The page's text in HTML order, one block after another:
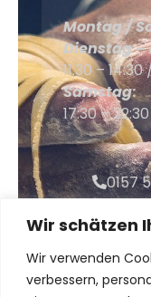
Wir schätzen
Wir verwenden
verbessern,
Montag /
Dienstag –
11:30 –
Samstag:
17:30 – 22:30
0157